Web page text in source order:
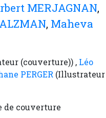
MERJAGNAN,
, Maheva
(couverture)) , Léo
PERGER (Illustrateur
de couverture